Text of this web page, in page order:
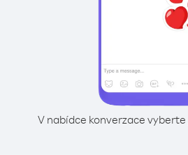
V nabídce konverzace vyberte